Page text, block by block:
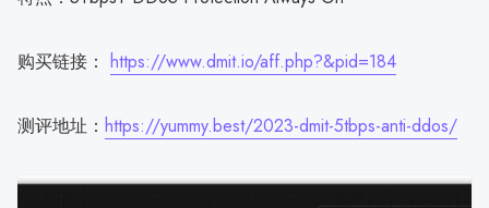
购买链接： https://www.dmit.io/aff.php?&pid=184
测评地址： https://yummy.best/2023-dmit-5tbps-anti-ddos/